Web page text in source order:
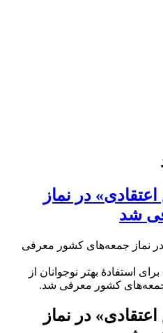
در نماز
شد
نماز جمعه‌های کشور معرفی
استفادۀ بهتر نوجوانان از
جمعه‌های کشور معرفی شد.
در نماز